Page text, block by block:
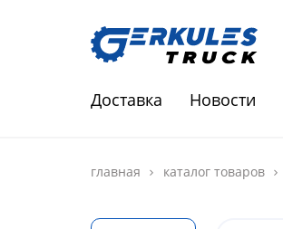
Доставка Новости
главная каталог товаров